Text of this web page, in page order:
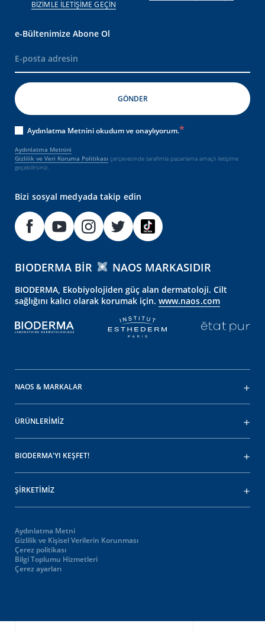
BİZİMLE İLETİŞİME GEÇİN
e-Bültenimize Abone Ol
Aydınlatma Metnini okudum ve onaylıyorum.
Aydınlatma Metnini
Gizlilik ve Veri Koruma Politikası çerçevesinde tarafımla pazarlama amaçlı iletişime
geçebilirsiniz.
Bizi sosyal medyada takip edin
BIODERMA BIR NAOS MARKASIDIR
BIODERMA, Ekobiyolojiden güç alan dermatoloji. Cilt
sağlığını kalıcı olarak korumak için. www.naos.com
NAOS & MARKALAR
ÜRÜNLERİMİZ
BIODERMA'YI KEŞFET!
ŞİRKETİMİZ
Aydınlatma Metni
Gizlilik ve Kişisel Verilerin Korunması
Çerez politikası
Bilgi Toplumu Hizmetleri
Çerez ayarları